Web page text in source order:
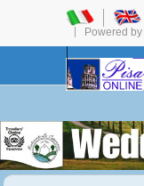
Powered by